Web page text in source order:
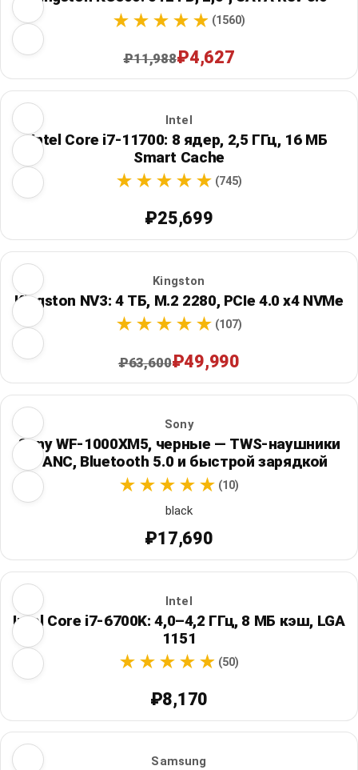
(1560)
₽11,988₽4,627
Intel
Intel Core i7-11700: 8 ядер, 2,5 ГГц, 16 МБ
Smart Cache
(745)
₽25,699
Kingston
Kingston NV3: 4 ТБ, M.2 2280, PCIe 4.0 x4 NVMe
(107)
₽63,600₽49,990
Sony
Sony WF-1000XM5, черные — TWS-наушники
с ANC, Bluetooth 5.0 и быстрой зарядкой
(10)
black
₽17,690
Intel
Intel Core i7-6700K: 4,0–4,2 ГГц, 8 МБ кэш, LGA
1151
(50)
₽8,170
Samsung